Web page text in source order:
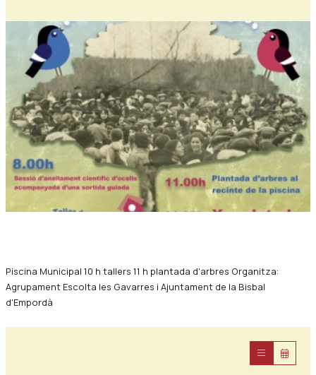
Piscina Municipal 10 h tallers 11 h plantada d'arbres Organitza:
Agrupament Escolta les Gavarres i Ajuntament de la Bisbal
d'Empordà